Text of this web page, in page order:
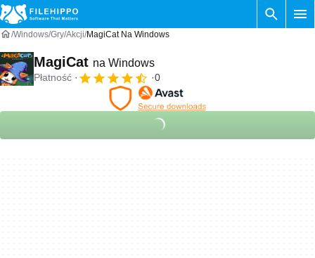
Windows Gry Akcji MagiCat Na Windows
MagiCat na Windows
Płatność 0